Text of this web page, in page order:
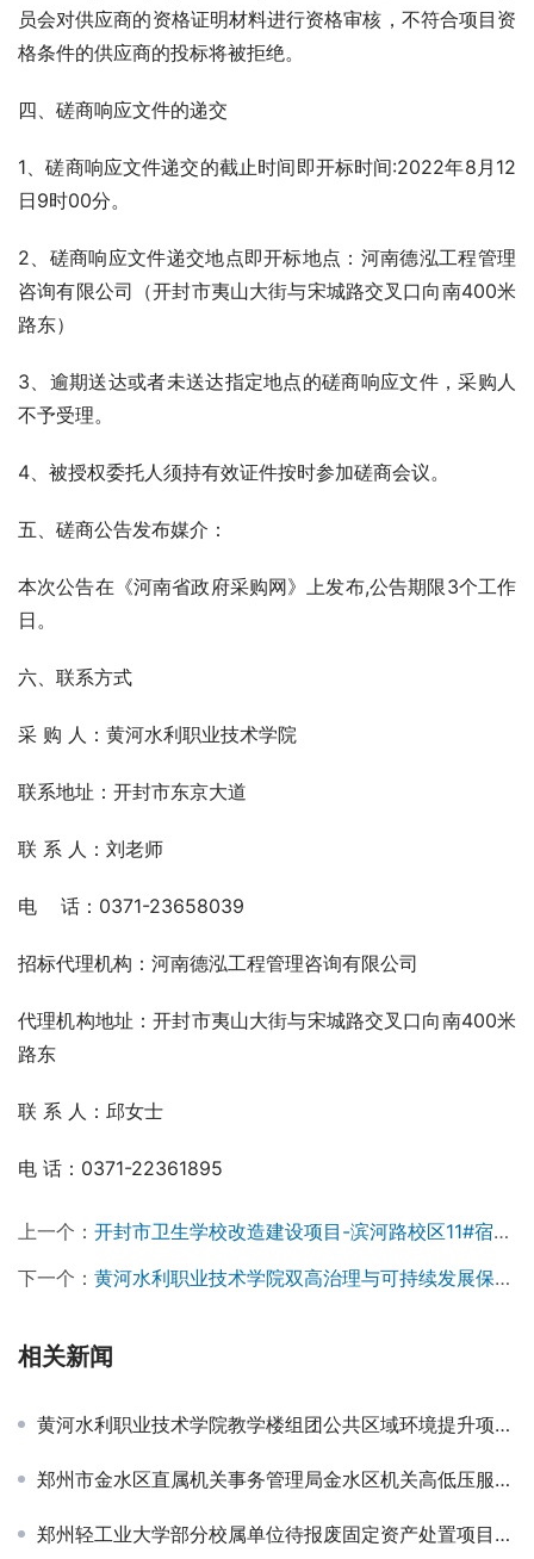
员会对供应商的资格证明材料进行资格审核，不符合项目资
格条件的供应商的投标将被拒绝。
四、磋商响应文件的递交
1、磋商响应文件递交的截止时间即开标时间:2022年8月12
日9时00分。
2、磋商响应文件递交地点即开标地点：河南德泓工程管理
咨询有限公司（开封市夷山大街与宋城路交叉口向南400米
路东）
3、逾期送达或者未送达指定地点的磋商响应文件，采购人
不予受理。
4、被授权委托人须持有效证件按时参加磋商会议。
五、磋商公告发布媒介：
本次公告在《河南省政府采购网》上发布,公告期限3个工作
日。
六、联系方式
采 购 人：黄河水利职业技术学院
联系地址：开封市东京大道
联 系 人：刘老师
电    话：0371-23658039
招标代理机构：河南德泓工程管理咨询有限公司
代理机构地址：开封市夷山大街与宋城路交叉口向南400米
路东
联 系 人：邱女士
电 话：0371-22361895
上一个： 开封市卫生学校改造建设项目-滨河路校区11#宿舍楼墙面及屋面改造项目成交结果公告￼
下一个： 黄河水利职业技术学院双高治理与可持续发展保障建设咨询项目竞争性磋商公告￼
相关新闻
黄河水利职业技术学院教学楼组团公共区域环境提升项目竞争性磋商公告￼
郑州市金水区直属机关事务管理局金水区机关高低压服务采购项目-竞争性磋商公告￼
郑州轻工业大学部分校属单位待报废固定资产处置项目竞价公告